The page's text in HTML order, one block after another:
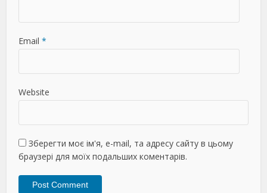
Email *
Website
Зберегти моє ім'я, e-mail, та адресу сайту в цьому
браузері для моїх подальших коментарів.